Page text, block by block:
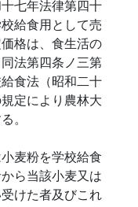
七年法律第四十
給食用として売
格は、食生活の
法第四条ノ三第
食法（昭和二十
定により農林大
。
麦粉を学校給食
ら当該小麦又は
けた者及びこれ